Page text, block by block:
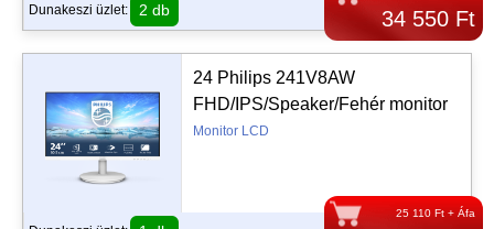
34 550 Ft
Dunakeszi üzlet: 2 db
25 110 Ft + Áfa
24 Philips 241V8AW
FHD/IPS/Speaker/Fehér monitor
Monitor LCD